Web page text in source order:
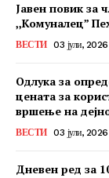
Јавен повик за
,,Комуналец”
ВЕСТИ 03 јули, 2026
Одлука за
цената за
вршење на
ВЕСТИ 03 јули, 2026
Дневен ред за